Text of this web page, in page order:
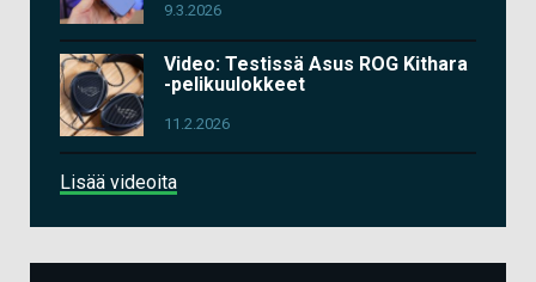
9.3.2026
Video: Testissä Asus ROG Kithara
-pelikuulokkeet
11.2.2026
Lisää videoita